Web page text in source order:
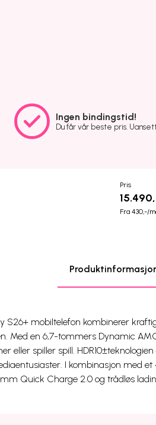
Ingen bindingstid!
Du får vår beste pris.
Pris
Fra 430,-/
S26+ mobiltelefon kombinerer
Med en 6,7-tommers Dynamic
eller spiller spill.
I kombinasjon med
Quick Charge 2.0 og trådløs